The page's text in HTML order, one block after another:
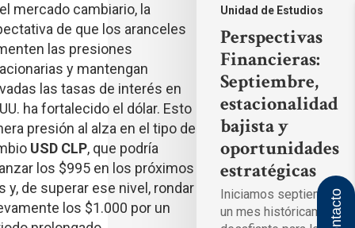
mercado cambiario, la
de que los aranceles
las presiones
y mantengan
las tasas de interés en
ha fortalecido el dólar. Esto
presión al alza en el tipo de
USD CLP, que podría
los $995 en los próximos
y, de superar ese nivel, rondar
los $1.000 por un
Unidad de Estudios
Perspectivas
Financieras:
Septiembre,
estacionalidad
bajista y
oportunidades
estratégicas
Iniciamos septiembre,
un mes históricamente
Contacto